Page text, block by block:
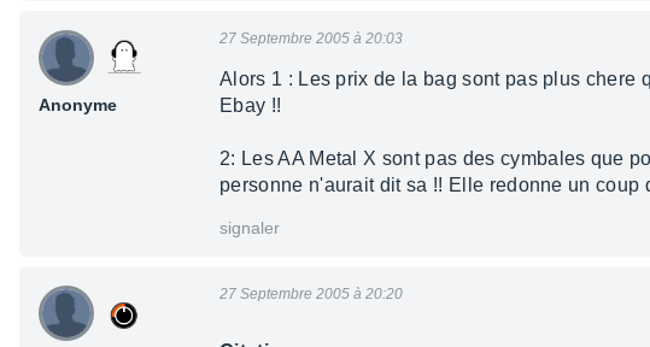
Anonyme
27 Septembre 2005 à 20:03
Alors 1 : Les prix de la bag sont pas plus chere
Ebay !!
2: Les AA Metal X sont pas des cymbales que
personne n'aurait dit sa !! Elle redonne un
signaler
27 Septembre 2005 à 20:20